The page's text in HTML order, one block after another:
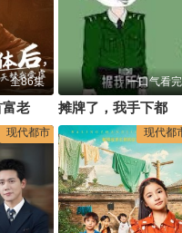
全86集 一口气看完
现代都市 现代都